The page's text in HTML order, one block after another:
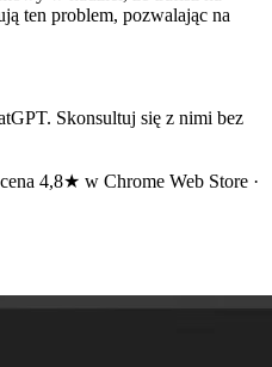
ten problem, pozwalając na
Skonsultuj się z nimi bez
4,8★ w Chrome Web Store ·